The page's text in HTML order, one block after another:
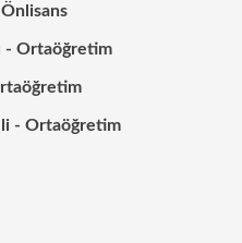
- Ortaöğretim
- Ortaöğretim